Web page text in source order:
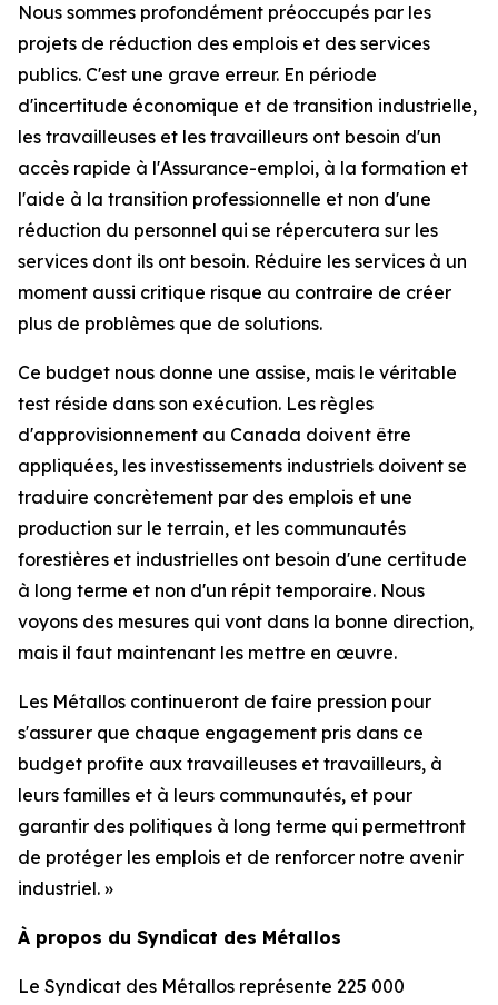
Nous sommes profondément préoccupés par les
projets de réduction des emplois et des services
publics. C'est une grave erreur. En période
d'incertitude économique et de transition industrielle,
les travailleuses et les travailleurs ont besoin d'un
accès rapide à l'Assurance-emploi, à la formation et
l'aide à la transition professionnelle et non d'une
réduction du personnel qui se répercutera sur les
services dont ils ont besoin. Réduire les services à un
moment aussi critique risque au contraire de créer
plus de problèmes que de solutions.
Ce budget nous donne une assise, mais le véritable
test réside dans son exécution. Les règles
d'approvisionnement au Canada doivent être
appliquées, les investissements industriels doivent se
traduire concrètement par des emplois et une
production sur le terrain, et les communautés
forestières et industrielles ont besoin d'une certitude
à long terme et non d'un répit temporaire. Nous
voyons des mesures qui vont dans la bonne direction,
mais il faut maintenant les mettre en œuvre.
Les Métallos continueront de faire pression pour
s'assurer que chaque engagement pris dans ce
budget profite aux travailleuses et travailleurs, à
leurs familles et à leurs communautés, et pour
garantir des politiques à long terme qui permettront
de protéger les emplois et de renforcer notre avenir
industriel. »
À propos du Syndicat des Métallos
Le Syndicat des Métallos représente 225 000